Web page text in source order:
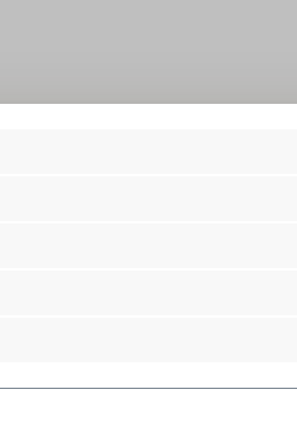
Volkskunst eG,